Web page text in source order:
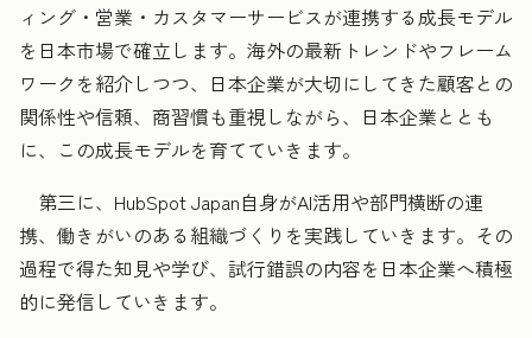
ィング・営業・カスタマーサービスが連携する成長モデル
を日本市場で確立します。海外の最新トレンドやフレーム
ワークを紹介しつつ、日本企業が大切にしてきた顧客との
関係性や信頼、商習慣も重視しながら、日本企業ととも
に、この成長モデルを育てていきます。
第三に、HubSpot Japan自身がAI活用や部門横断の連
携、働きがいのある組織づくりを実践していきます。その
過程で得た知見や学び、試行錯誤の内容を日本企業へ積極
的に発信していきます。